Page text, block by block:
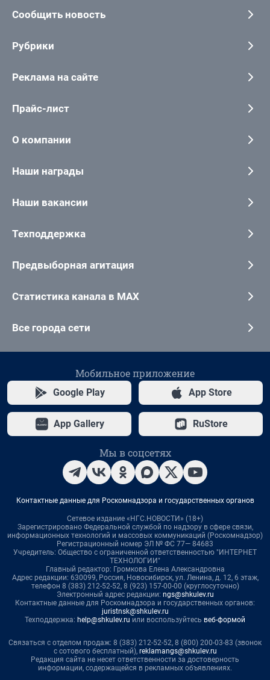
Сообщить новость
Рубрики
Реклама на сайте
Прайс-лист
О компании
Наши награды
Наши вакансии
Техподдержка
Предвыборная агитация
Статистика канала в MAX
Все города сети
Мобильное приложение
Google Play App Store
App Gallery RuStore
Мы в соцсетях
Контактные данные для Роскомнадзора и государственных органов
Сетевое издание «НГС.НОВОСТИ» (18+)
Зарегистрировано Федеральной службой по надзору в сфере связи,
информационных технологий и массовых коммуникаций (Роскомнадзор)
Регистрационный номер ЭЛ № ФС 77— 84683
Учредитель: Общество с ограниченной ответственностью "ИНТЕРНЕТ
ТЕХНОЛОГИИ"
Главный редактор: Громкова Елена Александровна
Адрес редакции: 630099, Россия, Новосибирск, ул. Ленина, д. 12, 6 этаж,
телефон 8 (383) 212-52-52, 8 (923) 157-00-00 (круглосуточно)
Электронный адрес редакции: ngs@shkulev.ru
Контактные данные для Роскомнадзора и государственных органов:
juristnsk@shkulev.ru
Техподдержка: help@shkulev.ru или воспользуйтесь веб-формой
Связаться с отделом продаж: 8 (383) 212-52-52, 8 (800) 200-03-83 (звонок
с сотового бесплатный), reklamangs@shkulev.ru
Редакция сайта не несет ответственности за достоверность
информации, содержащейся в рекламных объявлениях.